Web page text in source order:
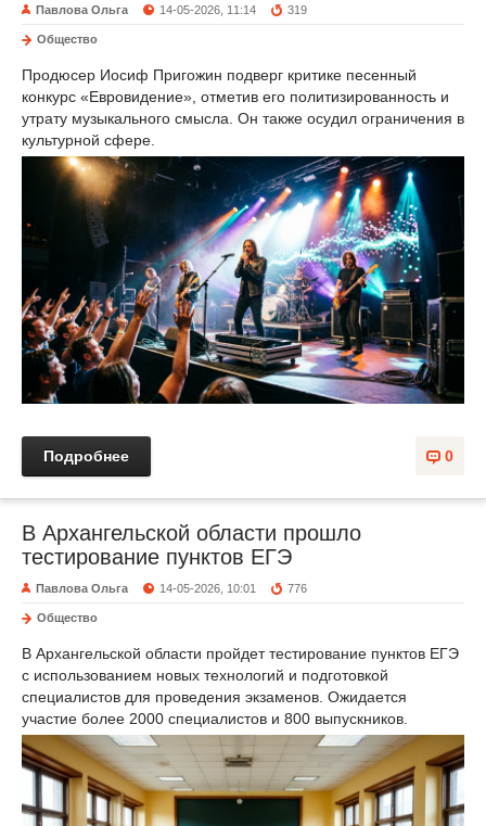
Павлова Ольга 14-05-2026, 11:14 319
Общество
Продюсер Иосиф Пригожин подверг критике песенный
конкурс «Евровидение», отметив его политизированность и
утрату музыкального смысла. Он также осудил ограничения в
культурной сфере.
0
Подробнее
В Архангельской области прошло
тестирование пунктов ЕГЭ
Павлова Ольга 14-05-2026, 10:01 776
Общество
В Архангельской области пройдет тестирование пунктов ЕГЭ
с использованием новых технологий и подготовкой
специалистов для проведения экзаменов. Ожидается
участие более 2000 специалистов и 800 выпускников.